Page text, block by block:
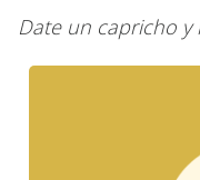
Date un capricho y